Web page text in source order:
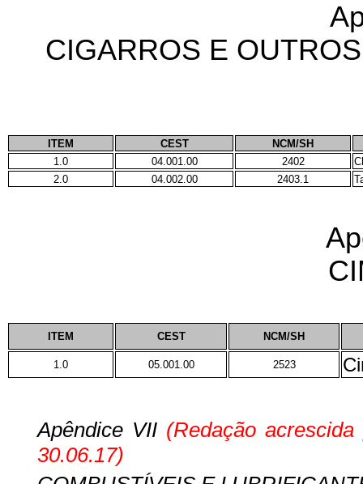
CIGARROS E
ITEM CEST
NCM/SH
1.0
04.001.00 2402
2.0
04.002.00 2403.1
ITEM CEST NCM/SH
1.0 05.001.00 2523
Apêndice VII (Redação
30.06.17)